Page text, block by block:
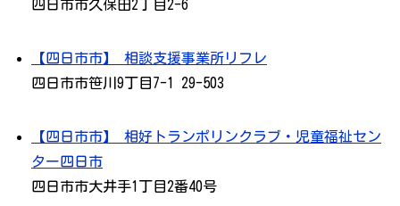
四日市市久保田2丁目2-6
【四日市市】 相談支援事業所リフレ
四日市市笹川9丁目7-1 29-503
【四日市市】 相好トランポリンクラブ・児童福祉セン
ター四日市
四日市市大井手1丁目2番40号